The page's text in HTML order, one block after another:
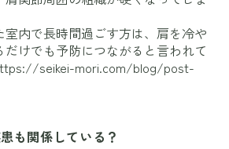
内で長時間過ごす方は、肩を冷や
だけでも予防につながると言われて
seikei-mori.com/blog/post-
も関係している？